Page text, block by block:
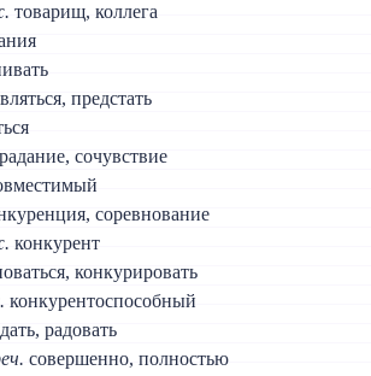
товарищ, коллега
предстать
сочувствие
соревнование
конкурент
конкурировать
конкурентоспособный
радовать
совершенно, полностью